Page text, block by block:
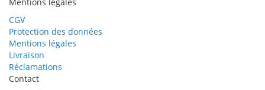
CGV
Protection des données
Mentions légales
Livraison
Réclamations
Contact